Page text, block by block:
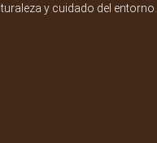
y cuidado del entorno.